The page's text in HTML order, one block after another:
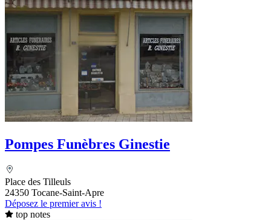
Pompes Funèbres Ginestie
Place des Tilleuls
24350 Tocane-Saint-Apre
Déposez le premier avis !
top notes